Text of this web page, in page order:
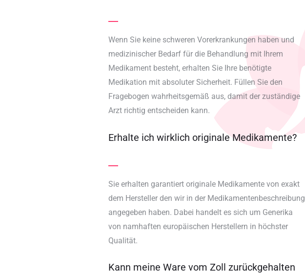
Wenn Sie keine schweren Vorerkrankungen haben und
medizinischer Bedarf für die Behandlung mit Ihrem
Medikament besteht, erhalten Sie Ihre benötigte
Medikation mit absoluter Sicherheit. Füllen Sie den
Fragebogen wahrheitsgemäß aus, damit der zuständige
Arzt richtig entscheiden kann.
Erhalte ich wirklich originale Medikamente?
Sie erhalten garantiert originale Medikamente von exakt
dem Hersteller den wir in der Medikamentenbeschreibung
angegeben haben. Dabei handelt es sich um Generika
von namhaften europäischen Herstellern in höchster
Qualität.
Kann meine Ware vom Zoll zurückgehalten